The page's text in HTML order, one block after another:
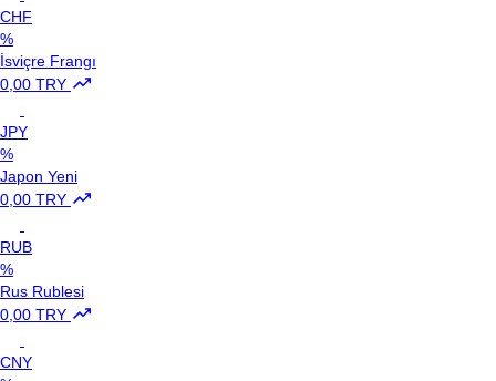
CHF
%
İsviçre Frangı
0,00 TRY
JPY
%
Japon Yeni
0,00 TRY
RUB
%
Rus Rublesi
0,00 TRY
CNY